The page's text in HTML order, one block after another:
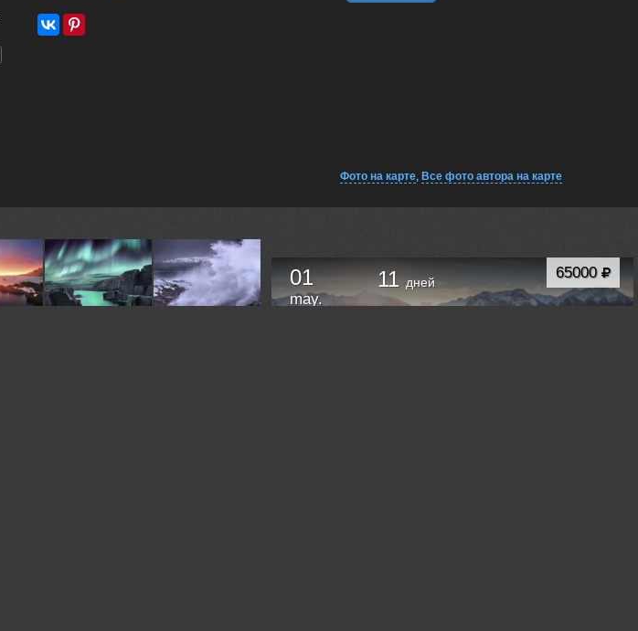
Фото на карте, Все фото автора на карте
65000
01
may.
11дней